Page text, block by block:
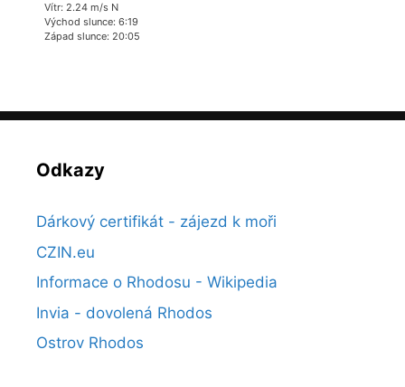
Vítr: 2.24 m/s N
Východ slunce: 6:19
Západ slunce: 20:05
Odkazy
Dárkový certifikát - zájezd k moři
CZIN.eu
Informace o Rhodosu - Wikipedia
Invia - dovolená Rhodos
Ostrov Rhodos